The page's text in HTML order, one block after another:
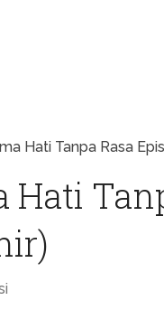
Hati Tanpa Rasa